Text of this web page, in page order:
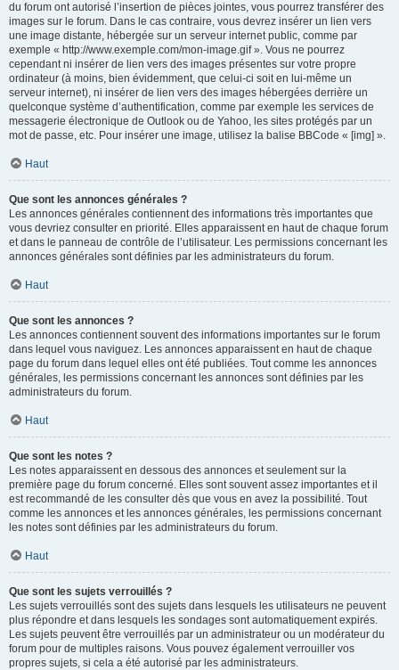
du forum ont autorisé l’insertion de pièces jointes, vous pourrez transférer des
images sur le forum. Dans le cas contraire, vous devrez insérer un lien vers
une image distante, hébergée sur un serveur internet public, comme par
exemple « http://www.exemple.com/mon-image.gif ». Vous ne pourrez
cependant ni insérer de lien vers des images présentes sur votre propre
ordinateur (à moins, bien évidemment, que celui-ci soit en lui-même un
serveur internet), ni insérer de lien vers des images hébergées derrière un
quelconque système d’authentification, comme par exemple les services de
messagerie électronique de Outlook ou de Yahoo, les sites protégés par un
mot de passe, etc. Pour insérer une image, utilisez la balise BBCode « [img] ».
Haut
Que sont les annonces générales ?
Les annonces générales contiennent des informations très importantes que
vous devriez consulter en priorité. Elles apparaissent en haut de chaque forum
et dans le panneau de contrôle de l’utilisateur. Les permissions concernant les
annonces générales sont définies par les administrateurs du forum.
Haut
Que sont les annonces ?
Les annonces contiennent souvent des informations importantes sur le forum
dans lequel vous naviguez. Les annonces apparaissent en haut de chaque
page du forum dans lequel elles ont été publiées. Tout comme les annonces
générales, les permissions concernant les annonces sont définies par les
administrateurs du forum.
Haut
Que sont les notes ?
Les notes apparaissent en dessous des annonces et seulement sur la
première page du forum concerné. Elles sont souvent assez importantes et il
est recommandé de les consulter dès que vous en avez la possibilité. Tout
comme les annonces et les annonces générales, les permissions concernant
les notes sont définies par les administrateurs du forum.
Haut
Que sont les sujets verrouillés ?
Les sujets verrouillés sont des sujets dans lesquels les utilisateurs ne peuvent
plus répondre et dans lesquels les sondages sont automatiquement expirés.
Les sujets peuvent être verrouillés par un administrateur ou un modérateur du
forum pour de multiples raisons. Vous pouvez également verrouiller vos
propres sujets, si cela a été autorisé par les administrateurs.